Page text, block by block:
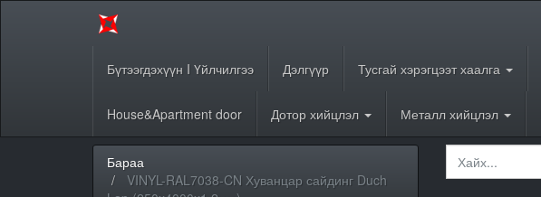
Бүтээгдэхүүн I Үйлчилгээ Дэлгүүр Тусгай хэрэгцээт хаалга
House&Apartment door Дотор хийцлэл Металл хийцлэл
Бараа
VINYL-RAL7038-CN Хуванцар сайдинг Duch